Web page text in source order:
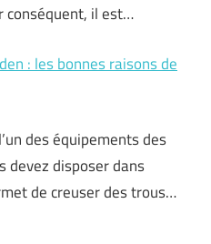
conséquent, il est…
: les bonnes raisons de
des équipements des
devez disposer dans
de creuser des trous…